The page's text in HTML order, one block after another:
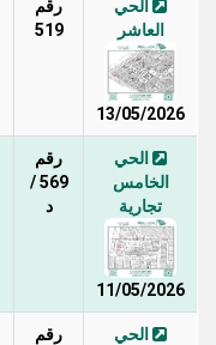
الحي
العاشر
13/05/2026
رقم
519
الحي
الخامس
تجارية
11/05/2026
رقم
569 /
د
الحي
رقم